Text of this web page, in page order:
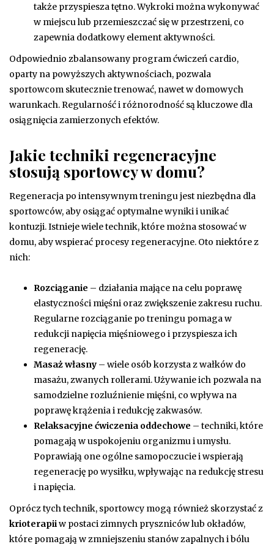
także przyspiesza tętno. Wykroki można wykonywać
w miejscu lub przemieszczać się w przestrzeni, co
zapewnia dodatkowy element aktywności.
Odpowiednio zbalansowany program ćwiczeń cardio,
oparty na powyższych aktywnościach, pozwala
sportowcom skutecznie trenować, nawet w domowych
warunkach. Regularność i różnorodność są kluczowe dla
osiągnięcia zamierzonych efektów.
Jakie techniki regeneracyjne
stosują sportowcy w domu?
Regeneracja po intensywnym treningu jest niezbędna dla
sportowców, aby osiągać optymalne wyniki i unikać
kontuzji. Istnieje wiele technik, które można stosować w
domu, aby wspierać procesy regeneracyjne. Oto niektóre z
nich:
Rozciąganie – działania mające na celu poprawę
elastyczności mięśni oraz zwiększenie zakresu ruchu.
Regularne rozciąganie po treningu pomaga w
redukcji napięcia mięśniowego i przyspiesza ich
regenerację.
Masaż własny – wiele osób korzysta z wałków do
masażu, zwanych rollerami. Używanie ich pozwala na
samodzielne rozluźnienie mięśni, co wpływa na
poprawę krążenia i redukcję zakwasów.
Relaksacyjne ćwiczenia oddechowe – techniki, które
pomagają w uspokojeniu organizmu i umysłu.
Poprawiają one ogólne samopoczucie i wspierają
regenerację po wysiłku, wpływając na redukcję stresu
i napięcia.
Oprócz tych technik, sportowcy mogą również skorzystać z
krioterapiiw postaci zimnych pryszniców lub okładów,
które pomagają w zmniejszeniu stanów zapalnych i bólu